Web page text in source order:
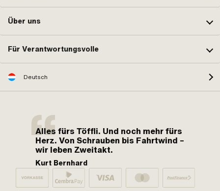
Über uns
Für Verantwortungsvolle
Deutsch
Alles fürs Töffli. Und noch mehr fürs
Herz. Von Schrauben bis Fahrtwind –
wir leben Zweitakt.
Kurt Bernhard